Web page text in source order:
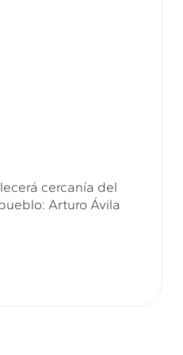
cercanía del
Arturo Ávila